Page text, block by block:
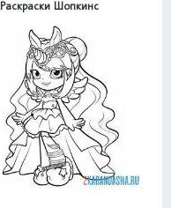
Раскраски Шопкинс